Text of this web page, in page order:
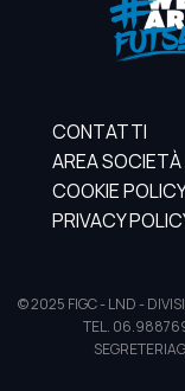
CONTATTI
AREA SOCIETÀ
COOKIE
PRIVACY
© 2025 FIGC - LND -
TEL.